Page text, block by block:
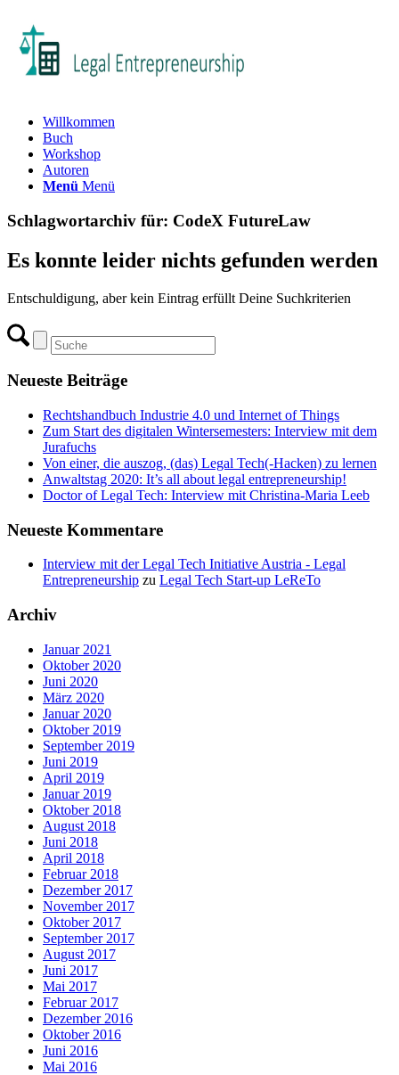
Willkommen
Buch
Workshop
Autoren
Menü Menü
Schlagwortarchiv für: CodeX FutureLaw
Es konnte leider nichts gefunden werden
Entschuldigung, aber kein Eintrag erfüllt Deine Suchkriterien
Neueste Beiträge
Rechtshandbuch Industrie 4.0 und Internet of Things
Zum Start des digitalen Wintersemesters: Interview mit dem
Jurafuchs
Von einer, die auszog, (das) Legal Tech(-Hacken) zu lernen
Anwaltstag 2020: It’s all about legal entrepreneurship!
Doctor of Legal Tech: Interview mit Christina-Maria Leeb
Neueste Kommentare
Interview mit der Legal Tech Initiative Austria - Legal
Entrepreneurship zu Legal Tech Start-up LeReTo
Archiv
Januar 2021
Oktober 2020
Juni 2020
März 2020
Januar 2020
Oktober 2019
September 2019
Juni 2019
April 2019
Januar 2019
Oktober 2018
August 2018
Juni 2018
April 2018
Februar 2018
Dezember 2017
November 2017
Oktober 2017
September 2017
August 2017
Juni 2017
Mai 2017
Februar 2017
Dezember 2016
Oktober 2016
Juni 2016
Mai 2016